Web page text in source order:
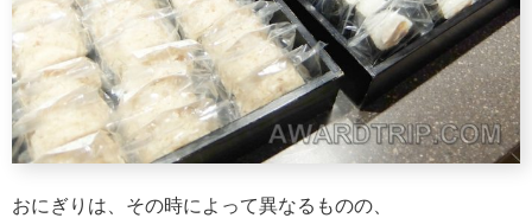
おにぎりは、その時によって異なるものの、